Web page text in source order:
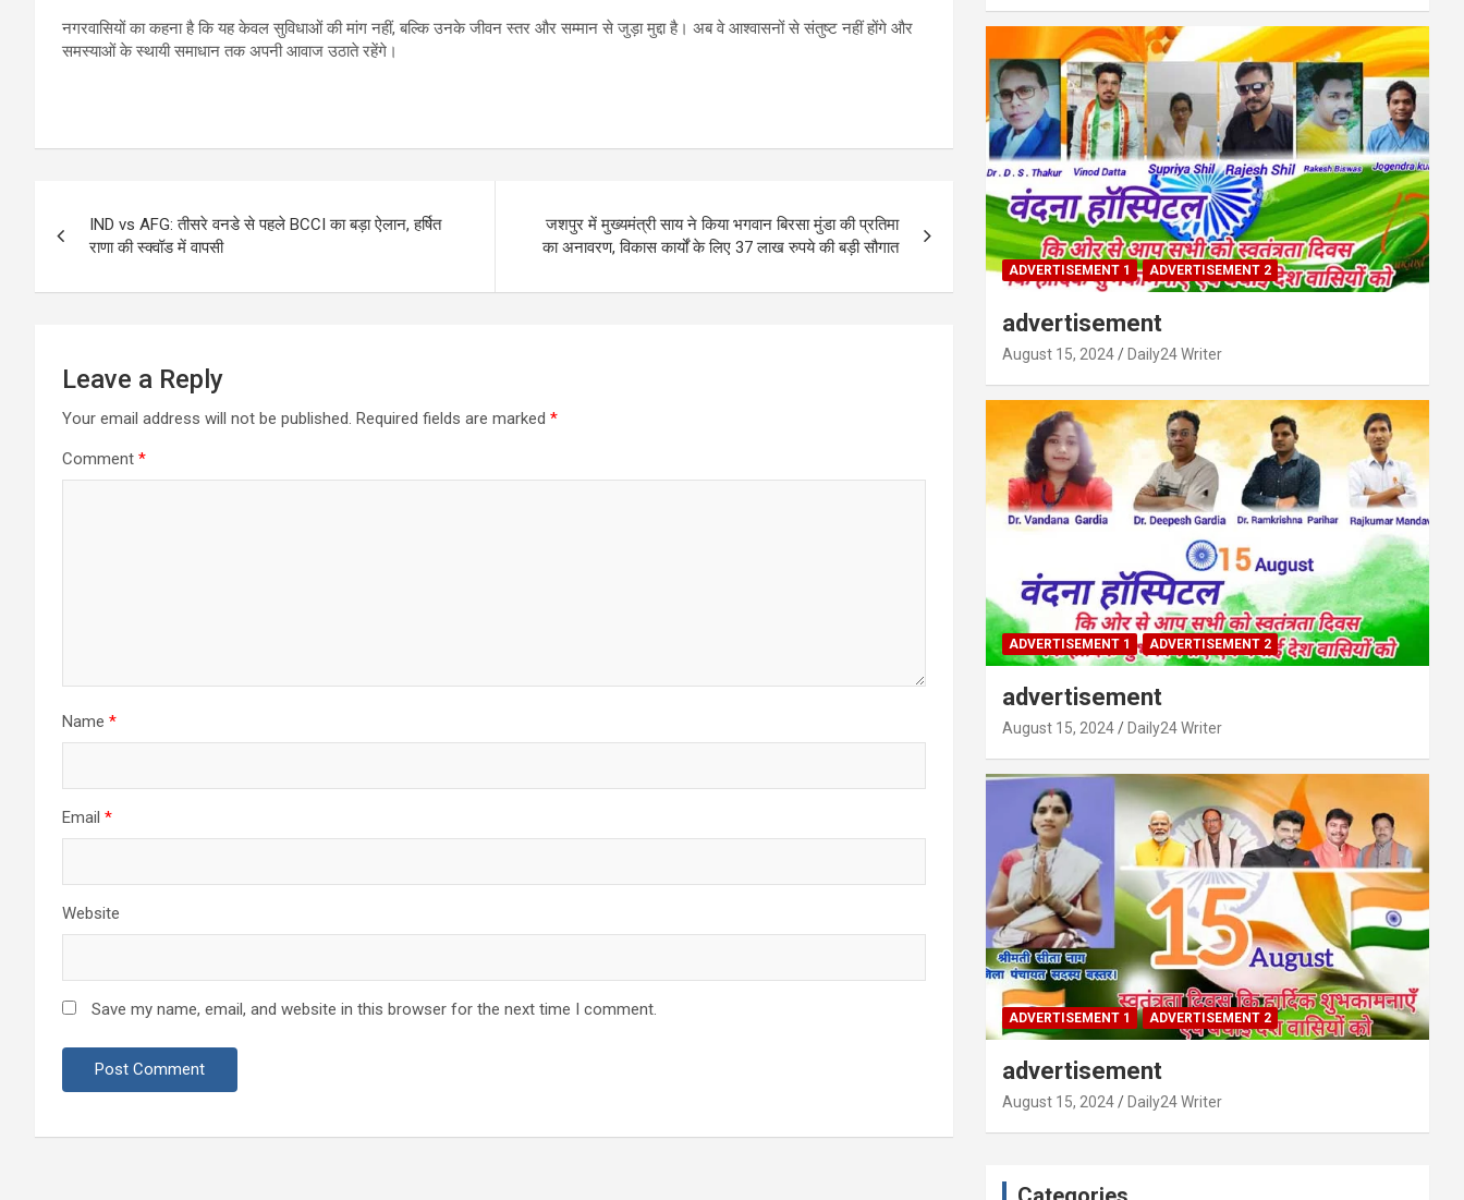
नगरवासियों का कहना है कि यह केवल सुविधाओं की मांग नहीं, बल्कि उनके जीवन स्तर और सम्मान से जुड़ा मुद्दा है। अब वे आश्वासनों से संतुष्ट नहीं होंगे और
समस्याओं के स्थायी समाधान तक अपनी आवाज उठाते रहेंगे।
navigation
IND vs AFG: तीसरे वनडे से पहले BCCI का बड़ा ऐलान, हर्षित
राणा की स्क्वॉड में वापसी
जशपुर में मुख्यमंत्री साय ने किया भगवान बिरसा मुंडा की प्रतिमा
का अनावरण, विकास कार्यों के लिए 37 लाख रुपये की बड़ी सौगात
Leave a Reply
Your email address will not be published. Required fields are marked *
Comment *
Name *
Email *
Website
Save my name, email, and website in this browser for the next time I comment.
ADVERTISEMENT 1 ADVERTISEMENT 2
advertisement
August 15, 2024 Daily24 Writer
ADVERTISEMENT 1 ADVERTISEMENT 2
advertisement
August 15, 2024 Daily24 Writer
ADVERTISEMENT 1 ADVERTISEMENT 2
advertisement
August 15, 2024 Daily24 Writer